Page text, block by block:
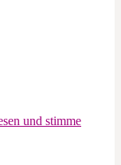
und stimme